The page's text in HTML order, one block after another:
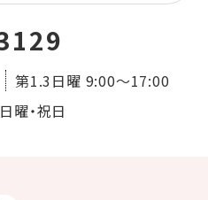
第1.3日曜 9:00～17:00
曜・祝日